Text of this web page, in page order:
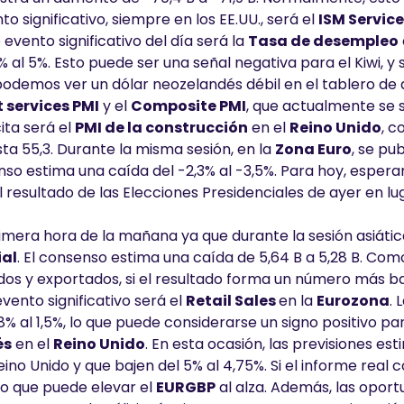
significativo, siempre en los EE.UU., será el ISM
significativo del día será la Tasa de desempleo
5%. Esto puede ser una señal negativa para el Kiwi, y
ver un dólar neozelandés débil en el tablero de
services PMI y el Composite PMI, que actualmente se
será el PMI de la construcción en el Reino Unido,
55,3. Durante la misma sesión, en la Zona Euro, se
estima una caída del -2,3% al -3,5%. Para hoy,
de las Elecciones Presidenciales de ayer en
hora de la mañana ya que durante la sesión
. El consenso estima una caída de 5,64 B a 5,28 B.
y exportados, si el resultado forma un número más
significativo será el Retail Salesen la Eurozona.
al 1,5%, lo que puede considerarse un signo positivo
en el Reino Unido. En esta ocasión, las previsiones
Unido y que bajen del 5% al 4,75%. Si el informe real
que puede elevar el EURGBPal alza. Además, las